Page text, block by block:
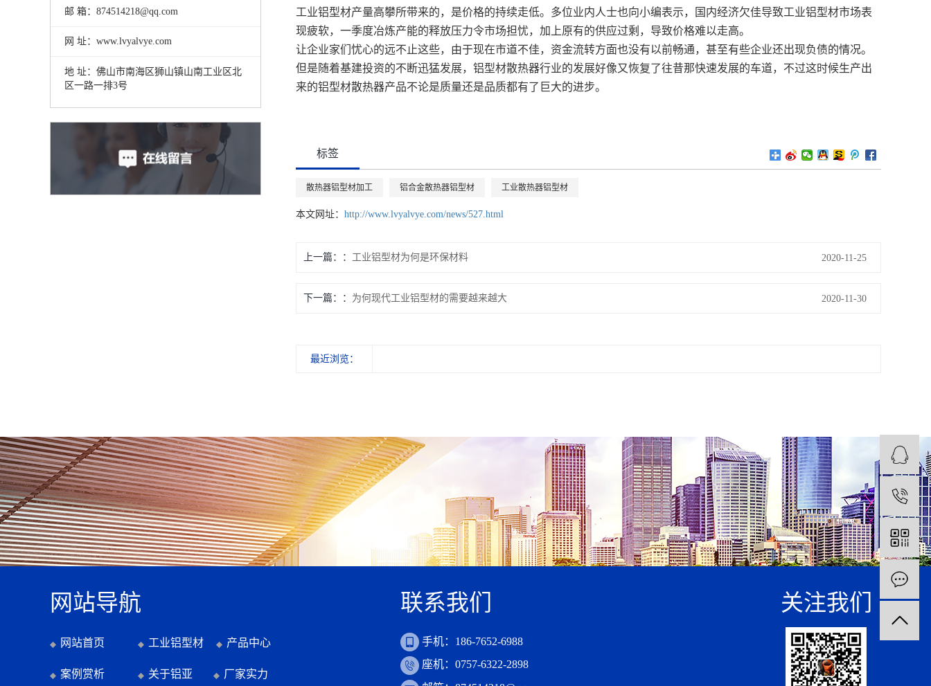
邮 箱：874514218@qq.com
网 址：www.lvyalvye.com
地 址：佛山市南海区狮山镇山南工业区北
区一路一排3号
工业铝型材产量高攀所带来的，是价格的持续走低。多位业内人士也向小编表示，国内经济欠佳导致工业铝型材市场表
现疲软，一季度冶炼产能的释放压力令市场担忧，加上原有的供应过剩，导致价格难以走高。
让企业家们忧心的远不止这些，由于现在市道不佳，资金流转方面也没有以前畅通，甚至有些企业还出现负债的情况。
但是随着基建投资的不断迅猛发展，铝型材散热器行业的发展好像又恢复了往昔那快速发展的车道，不过这时候生产出
来的铝型材散热器产品不论是质量还是品质都有了巨大的进步。
标签
散热器铝型材加工 铝合金散热器铝型材 工业散热器铝型材
本文网址： http://www.lvyalvye.com/news/527.html
上一篇： 工业铝型材为何是环保材料 2020-11-25
下一篇： 为何现代工业铝型材的需要越来越大 2020-11-30
最近浏览：
网站导航
网站首页 工业铝型材 产品中心
案例赏析 关于铝亚 厂家实力
联系我们
手机：186-7652-6988
座机：0757-6322-2898
关注我们